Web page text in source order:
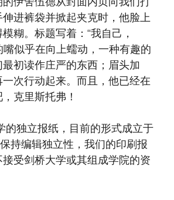
进裤袋并掀起夹克时，他脸上
糊。标题写着：“我自己，
嘴似乎在向上蠕动，一种有趣的
初读作庄严的东西；眉头加
次行动起来。而且，他已经在
克里斯托弗！
的独立报纸，目前的形式成立于
持编辑独立性，我们的印刷报
受剑桥大学或其组成学院的资